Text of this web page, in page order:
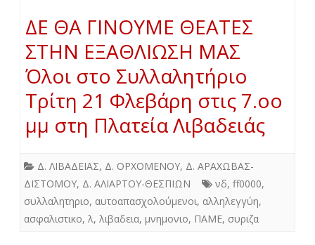
ΔΕ ΘΑ ΓΙΝΟΥΜΕ ΘΕΑΤΕΣ
ΣΤΗΝ ΕΞΑΘΛΙΩΣΗ ΜΑΣ
Όλοι στο Συλλαλητήριο
Τρίτη 21 Φλεβάρη στις 7.oo
μμ στη Πλατεία Λιβαδειάς
Δ. ΛΙΒΑΔΕΙΑΣ, Δ. ΟΡΧΟΜΕΝΟΥ, Δ. ΑΡΑΧΩΒΑΣ-
ΔΙΣΤΟΜΟΥ, Δ. ΑΛΙΑΡΤΟΥ-ΘΕΣΠΙΩΝ νδ, ff0000,
συλλαλητηριο, αυτοαπασχολούμενοι, αλληλεγγύη,
ασφαλιστικο, λ, λιβαδεια, μνημονιο, ΠΑΜΕ, συριζα